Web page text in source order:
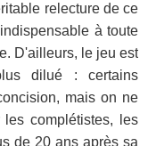
relecture de ce
à toute
D'ailleurs, le jeu est
dilué : certains
mais on ne
complétistes, les
de 20 ans après sa